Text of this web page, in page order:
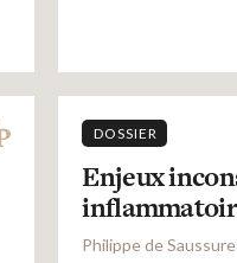
DOSSIER
Enjeux
Philippe de Saussure